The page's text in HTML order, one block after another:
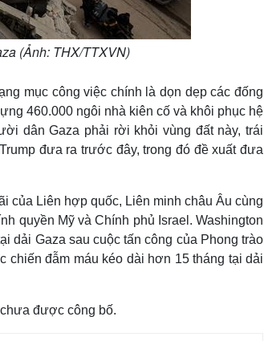
(Ảnh: THX/TTXVN)
mục công việc chính là dọn dẹp các đống
460.000 ngôi nhà kiên cố và khôi phục hệ
dân Gaza phải rời khỏi vùng đất này, trái
đưa ra trước đây, trong đó đề xuất đưa
của Liên hợp quốc, Liên minh châu Âu cùng
quyền Mỹ và Chính phủ Israel. Washington
dải Gaza sau cuộc tấn công của Phong trào
chiến đẫm máu kéo dài hơn 15 tháng tại dải
được công bố.